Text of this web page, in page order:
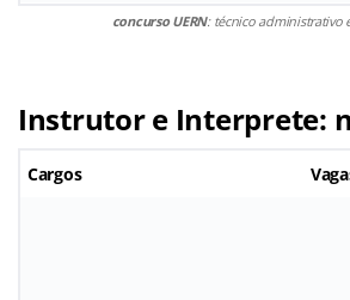
concurso UERN: técnico administrativo
Instrutor e Interprete:
Cargos